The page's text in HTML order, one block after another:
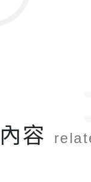
容